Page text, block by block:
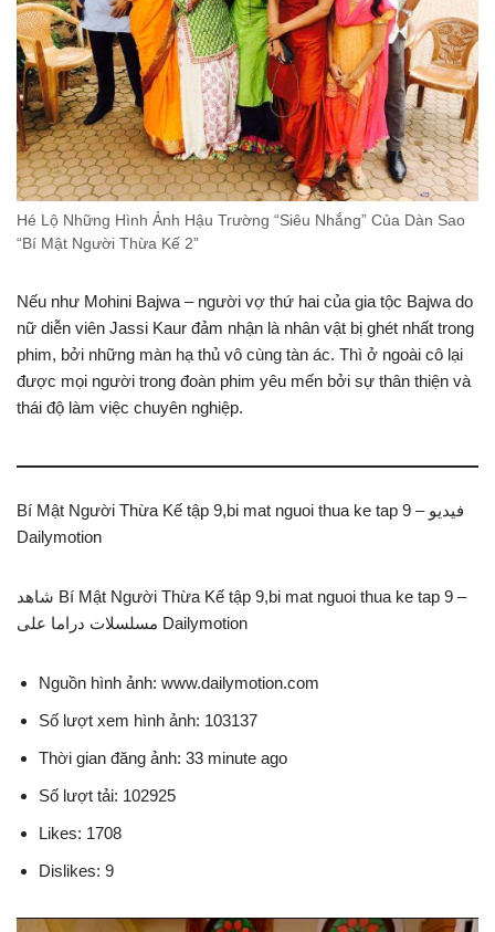
Hé Lộ Những Hình Ảnh Hậu Trường “Siêu Nhắng” Của Dàn Sao
“Bí Mật Người Thừa Kế 2”
Nếu như Mohini Bajwa – người vợ thứ hai của gia tộc Bajwa do
nữ diễn viên Jassi Kaur đảm nhận là nhân vật bị ghét nhất trong
phim, bởi những màn hạ thủ vô cùng tàn ác. Thì ở ngoài cô lại
được mọi người trong đoàn phim yêu mến bởi sự thân thiện và
thái độ làm việc chuyên nghiệp.
Bí Mật Người Thừa Kế tập 9,bi mat nguoi thua ke tap 9 – فيديو
Dailymotion
شاهد Bí Mật Người Thừa Kế tập 9,bi mat nguoi thua ke tap 9 –
مسلسلات دراما على Dailymotion
Nguồn hình ảnh: www.dailymotion.com
Số lượt xem hình ảnh: 103137
Thời gian đăng ảnh: 33 minute ago
Số lượt tải: 102925
Likes: 1708
Dislikes: 9